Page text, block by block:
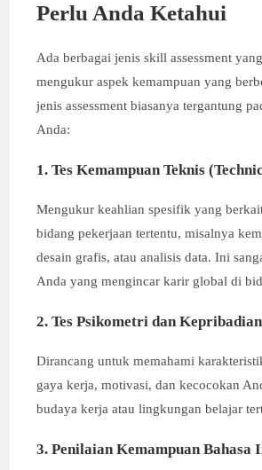
Perlu Anda Ketahui
Ada berbagai jenis skill assessment
mengukur aspek kemampuan yang
jenis assessment biasanya tergantung
Anda:
1. Tes Kemampuan Teknis
Mengukur keahlian spesifik yang
bidang pekerjaan tertentu, misalnya
desain grafis, atau analisis data. Ini
Anda yang mengincar karir global di
2. Tes Psikometri dan Kepribadian
Dirancang untuk memahami
gaya kerja, motivasi, dan kecocokan
budaya kerja atau lingkungan belajar
3. Penilaian Kemampuan Bahasa